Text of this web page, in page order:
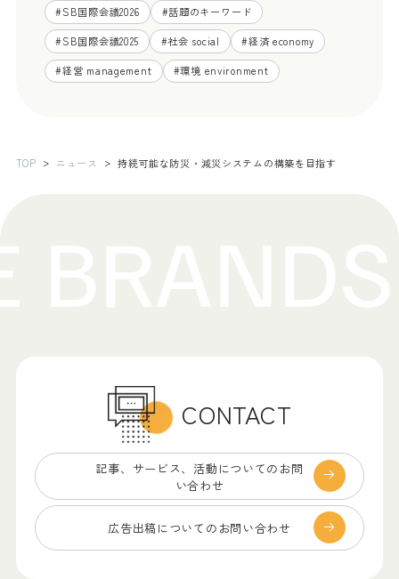
#SB国際会議2026 #話題のキーワード
#SB国際会議2025 #社会 social #経済 economy
#経営 management #環境 environment
TOP ニュース 持続可能な防災・減災システムの構築を目指す
CONTACT
記事、サービス、 活動についてのお問
い合わせ
広告出稿についての お問い合わせ